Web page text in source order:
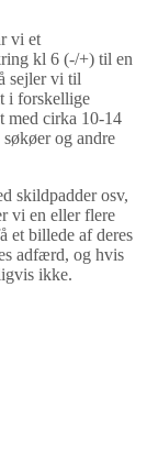
vi et
kl 6 (-/+) til en
sejler vi til
i forskellige
med cirka 10-14
og andre
skildpadder osv,
vi en eller flere
et billede af deres
adfærd, og hvis
ikke.